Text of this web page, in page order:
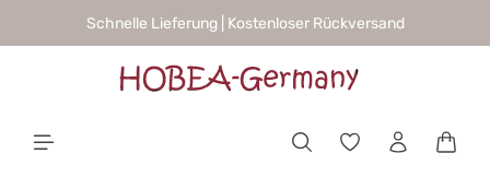
springenSchnelle Lieferung | Kostenloser Rückversand